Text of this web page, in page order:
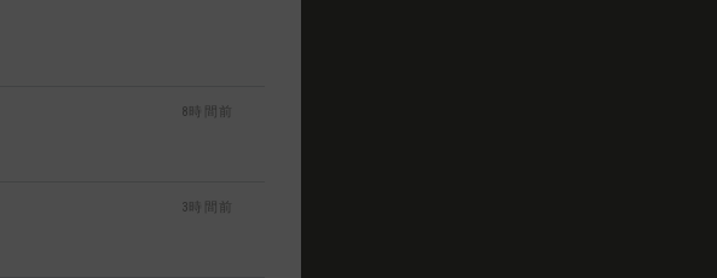
8時間前
3時間前